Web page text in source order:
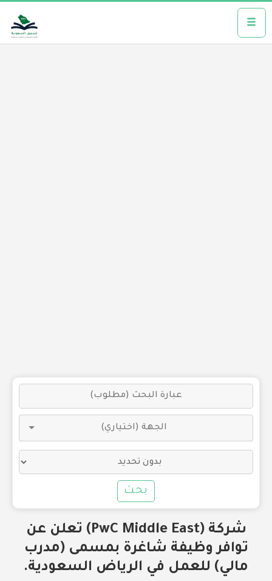
بحث
شركة (PwC Middle East) تعلن عن
توافر وظيفة شاغرة بمسمى (مدرب
مالي) للعمل في الرياض السعودية.